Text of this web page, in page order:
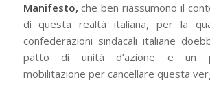
Manifesto,che ben riassumono il
di questa realtà italiana, per la
confederazioni sindacali italiane
patto di unità d’azione e un
mobilitazione per cancellare questa